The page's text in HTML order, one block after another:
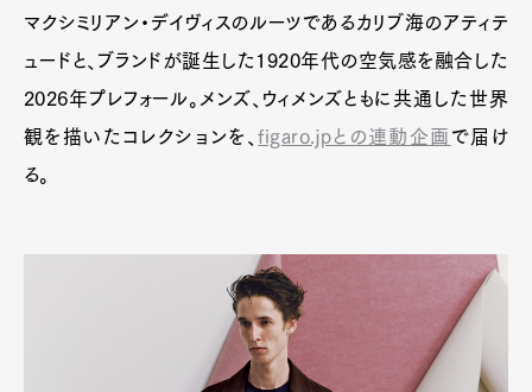
マクシミリアン・デイヴィスのルーツであるカリブ海のアティテ
ュードと、ブランドが誕生した1920年代の空気感を融合した
2026年プレフォール。メンズ、ウィメンズともに共通した世界
観を描いたコレクションを、figaro.jpとの連動企画 で届け
る。